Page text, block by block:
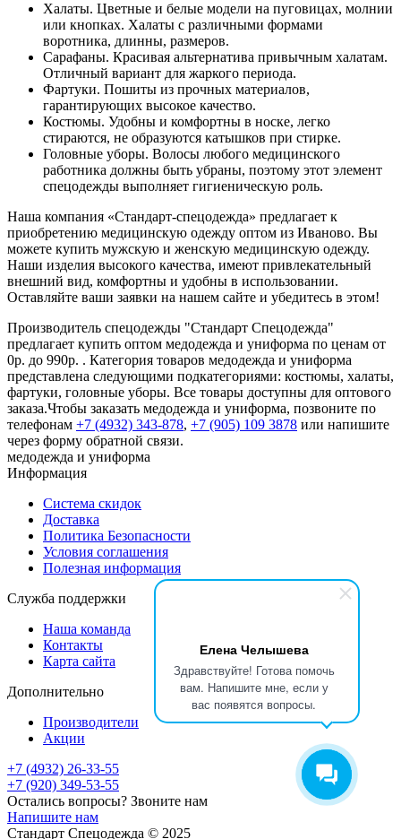
Елена Челышева
Здравствуйте! Готова помочь
вам. Напишите мне, если у
вас появятся вопросы.
Халаты. Цветные и белые модели на пуговицах, молнии
или кнопках. Халаты с различными формами
воротника, длинны, размеров.
Сарафаны. Красивая альтернатива привычным халатам.
Отличный вариант для жаркого периода.
Фартуки. Пошиты из прочных материалов,
гарантирующих высокое качество.
Костюмы. Удобны и комфортны в носке, легко
стираются, не образуются катышков при стирке.
Головные уборы. Волосы любого медицинского
работника должны быть убраны, поэтому этот элемент
спецодежды выполняет гигиеническую роль.
Наша компания «Стандарт-спецодежда» предлагает к
приобретению медицинскую одежду оптом из Иваново. Вы
можете купить мужскую и женскую медицинскую одежду.
Наши изделия высокого качества, имеют привлекательный
внешний вид, комфортны и удобны в использовании.
Оставляйте ваши заявки на нашем сайте и убедитесь в этом!
Производитель спецодежды "Стандарт Спецодежда"
предлагает купить оптом медодежда и униформа по ценам от
0р. до 990р. . Категория товаров медодежда и униформа
представлена следующими подкатегориями: костюмы, халаты,
фартуки, головные уборы. Все товары доступны для оптового
заказа.Чтобы заказать медодежда и униформа, позвоните по
телефонам +7 (4932) 343-878, +7 (905) 109 3878 или напишите
через форму обратной связи.
медодежда и униформа
Информация
Система скидок
Доставка
Политика Безопасности
Условия соглашения
Полезная информация
Служба поддержки
Наша команда
Контакты
Карта сайта
Дополнительно
Производители
Акции
+7 (4932) 26-33-55
+7 (920) 349-53-55
Остались вопросы? Звоните нам
Напишите нам
Стандарт Спецодежда © 2025